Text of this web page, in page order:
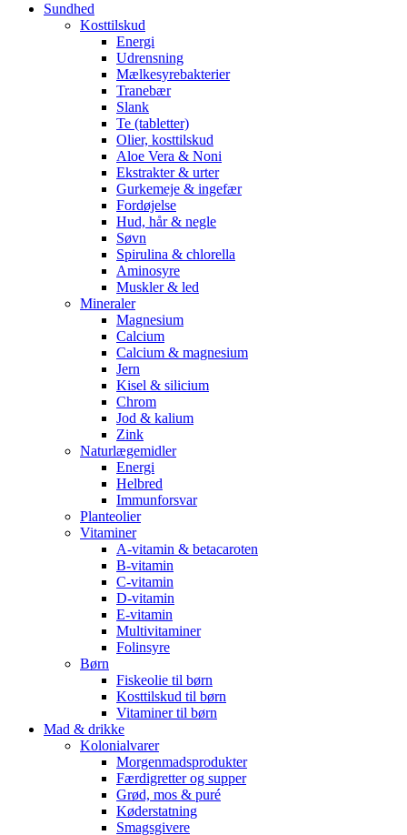
Sundhed
Kosttilskud
Energi
Udrensning
Mælkesyrebakterier
Tranebær
Slank
Te (tabletter)
Olier, kosttilskud
Aloe Vera & Noni
Ekstrakter & urter
Gurkemeje & ingefær
Fordøjelse
Hud, hår & negle
Søvn
Spirulina & chlorella
Aminosyre
Muskler & led
Mineraler
Magnesium
Calcium
Calcium & magnesium
Jern
Kisel & silicium
Chrom
Jod & kalium
Zink
Naturlægemidler
Energi
Helbred
Immunforsvar
Planteolier
Vitaminer
A-vitamin & betacaroten
B-vitamin
C-vitamin
D-vitamin
E-vitamin
Multivitaminer
Folinsyre
Børn
Fiskeolie til børn
Kosttilskud til børn
Vitaminer til børn
Mad & drikke
Kolonialvarer
Morgenmadsprodukter
Færdigretter og supper
Grød, mos & puré
Køderstatning
Smagsgivere